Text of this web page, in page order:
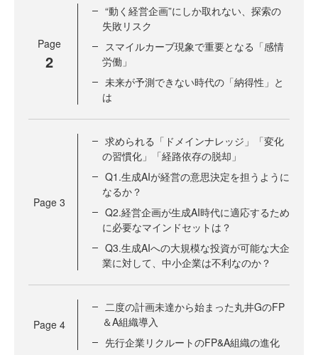
Page
2
“動く経営企画”にしか取れない、探索の
失敗リスク
スマイルカーブ現象で重要となる「感情
労働」
未来が予測できない時代の「納得性」と
は
Page 3
求められる「ドメインナレッジ」「変化
の習慣化」「経路依存の脱却」
Q1.生成AIが経営の意思決定を担うように
なるか？
Q2.経営企画が生成AI時代に適応するため
に必要なマインドセットは？
Q3.生成AIへの大規模な投資が可能な大企
業に対して、中小企業は不利なのか？
Page 4
二度の計画未達から始まった丸井GのFP
＆A組織導入
先行企業リクルートのFP&A組織の進化